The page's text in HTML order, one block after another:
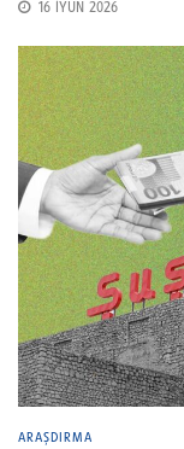
16 İYUN 2026
ARAŞDIRMA